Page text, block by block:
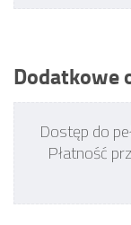
Dodatkowe
Dostęp do
Płatność